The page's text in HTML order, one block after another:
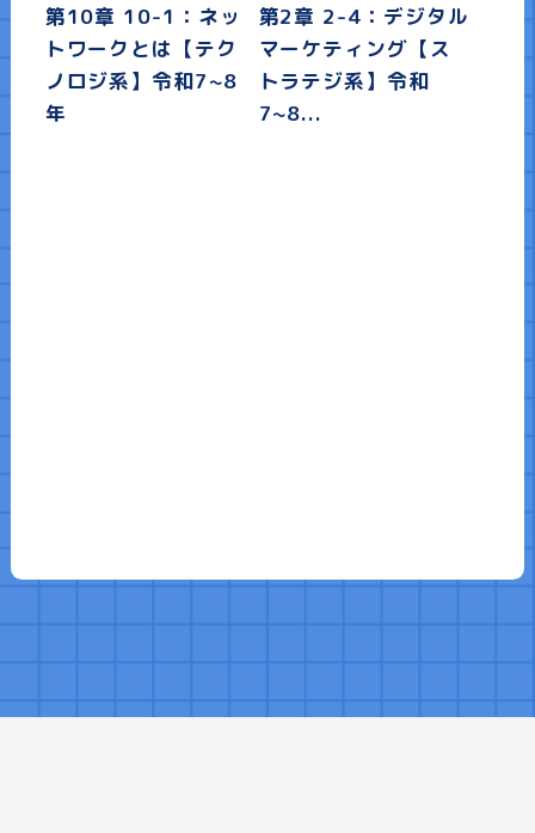
第10章 10-1：ネッ
トワークとは【テク
ノロジ系】令和7~8
年
第2章 2-4：デジタル
マーケティング【ス
トラテジ系】令和
7~8...